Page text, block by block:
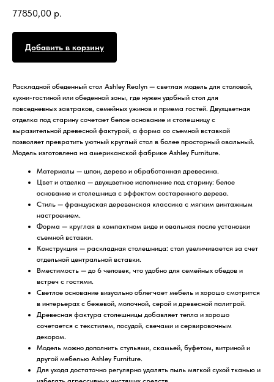
77850,00 р.
Добавить в корзину
Раскладной обеденный стол Ashley Realyn — светлая модель для столовой,
кухни-гостиной или обеденной зоны, где нужен удобный стол для
повседневных завтраков, семейных ужинов и приема гостей. Двухцветная
отделка под старину сочетает белое основание и столешницу с
выразительной древесной фактурой, а форма со съемной вставкой
позволяет превратить уютный круглый стол в более просторный овальный.
Модель изготовлена на американской фабрике Ashley Furniture.
Материалы — шпон, дерево и обработанная древесина.
Цвет и отделка — двухцветное исполнение под старину: белое
основание и столешница с эффектом состаренного дерева.
Стиль — французская деревенская классика с мягким винтажным
настроением.
Форма — круглая в компактном виде и овальная после установки
съемной вставки.
Конструкция — раскладная столешница: стол увеличивается за счет
отдельной центральной вставки.
Вместимость — до 6 человек, что удобно для семейных обедов и
встреч с гостями.
Светлое основание визуально облегчает мебель и хорошо смотрится
в интерьерах с бежевой, молочной, серой и древесной палитрой.
Древесная фактура столешницы добавляет тепла и хорошо
сочетается с текстилем, посудой, свечами и сервировочным
декором.
Модель можно дополнить стульями, скамьей, буфетом, витриной и
другой мебелью Ashley Furniture.
Для ухода достаточно регулярно удалять пыль мягкой сухой тканью и